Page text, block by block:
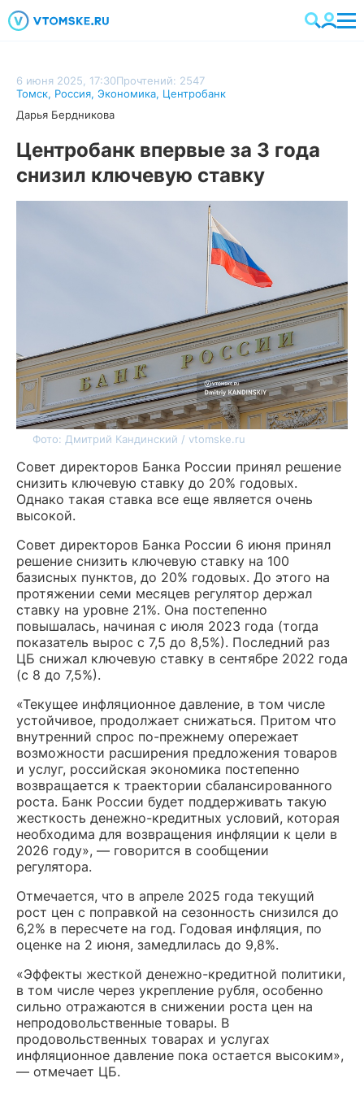
6 июня 2025, 17:30Прочтений: 2547
Томск, Россия, Экономика, Центробанк
Дарья Бердникова
Центробанк впервые за 3 года
снизил ключевую ставку
Фото: Дмитрий Кандинский / vtomske.ru
Совет директоров Банка России принял решение
снизить ключевую ставку до 20% годовых.
Однако такая ставка все еще является очень
высокой.
Совет директоров Банка России 6 июня принял
решение снизить ключевую ставку на 100
базисных пунктов, до 20% годовых. До этого на
протяжении семи месяцев регулятор держал
ставку на уровне 21%. Она постепенно
повышалась, начиная с июля 2023 года (тогда
показатель вырос с 7,5 до 8,5%). Последний раз
ЦБ снижал ключевую ставку в сентябре 2022 года
(с 8 до 7,5%).
«Текущее инфляционное давление, в том числе
устойчивое, продолжает снижаться. Притом что
внутренний спрос по-прежнему опережает
возможности расширения предложения товаров
и услуг, российская экономика постепенно
возвращается к траектории сбалансированного
роста. Банк России будет поддерживать такую
жесткость денежно-кредитных условий, которая
необходима для возвращения инфляции к цели в
2026 году», — говорится в сообщении
регулятора.
Отмечается, что в апреле 2025 года текущий
рост цен с поправкой на сезонность снизился до
6,2% в пересчете на год. Годовая инфляция, по
оценке на 2 июня, замедлилась до 9,8%.
«Эффекты жесткой денежно-кредитной политики,
в том числе через укрепление рубля, особенно
сильно отражаются в снижении роста цен на
непродовольственные товары. В
продовольственных товарах и услугах
инфляционное давление пока остается высоким»,
— отмечает ЦБ.